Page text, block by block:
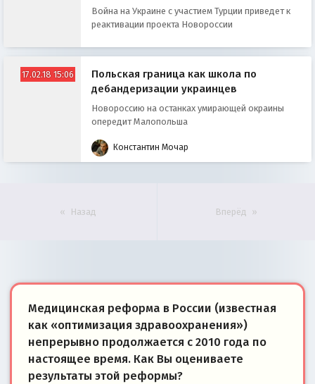
Война на Украине с участием Турции приведет к
реактивации проекта Новороссии
17.02.18 15:06
Польская граница как школа по
дебандеризации украинцев
Новороссию на останках умирающей окраины
опередит Малопольша
Константин Мочар
Назад Вперёд
Медицинская реформа в России (известная
как «оптимизация здравоохранения»)
непрерывно продолжается с 2010 года по
настоящее время. Как Вы оцениваете
результаты этой реформы?